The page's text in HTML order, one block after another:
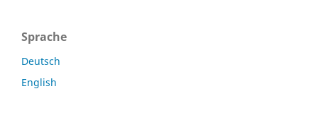
Sprache
Deutsch
English